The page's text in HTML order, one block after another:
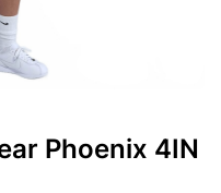
Phoenix 4IN